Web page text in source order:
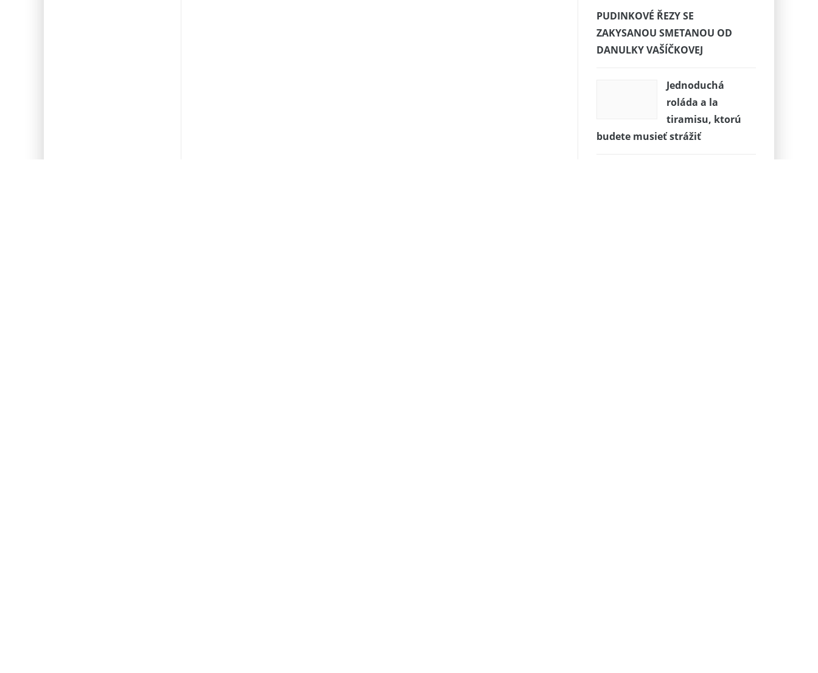
PUDINKOVÉ ŘEZY SE
ZAKYSANOU SMETANOU OD
DANULKY VAŠÍČKOVEJ
Jednoduchá
roláda a la
tiramisu, ktorú
budete musieť strážiť